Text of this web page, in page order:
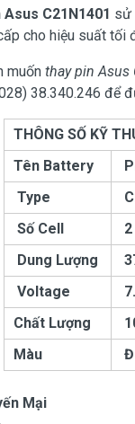
Asus C21N1401 sử
cho hiệu suất tối
muốnthay pin
38.340.246 để
THÔNG SỐ KỸ
Tên Battery
Type
Số Cell
Dung Lượng
Voltage
Chất Lượng
Màu
Mại